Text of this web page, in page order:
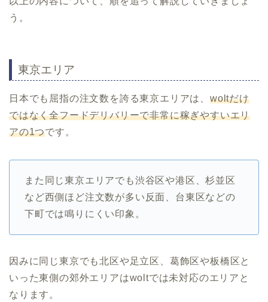
う。
東京エリア
日本でも屈指の注文数を誇る東京エリアは、 woltだけ
ではなく全フードデリバリーで非常に稼ぎやすいエリ
アの1つです。
また同じ東京エリアでも渋谷区や港区、杉並区
など西側ほど注文数が多い反面、台東区などの
下町では鳴りにくい印象。
因みに同じ東京でも北区や足立区、葛飾区や板橋区と
いった東側の郊外エリアはwoltでは未対応のエリアと
なります。